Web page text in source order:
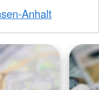
Anhalt